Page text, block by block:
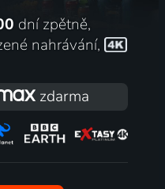
dní zpětně,
nahrávání,
zdarma